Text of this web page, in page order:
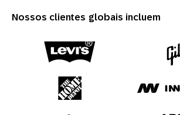
Nossos clientes globais incluem